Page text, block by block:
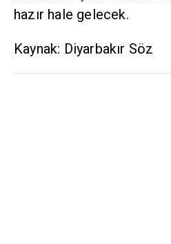
hazır hale gelecek.
Kaynak: Diyarbakır Söz